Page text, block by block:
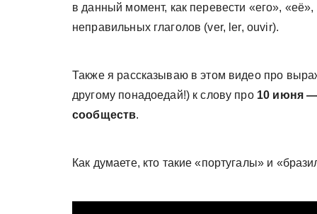
в данный момент, как перевести «его»,
неправильных глаголов (ver, ler, ouvir).
Также я рассказываю в этом видео про
другому понадоедай!) к слову про 10 июня —
сообществ.
Как думаете, кто такие «португалы» и